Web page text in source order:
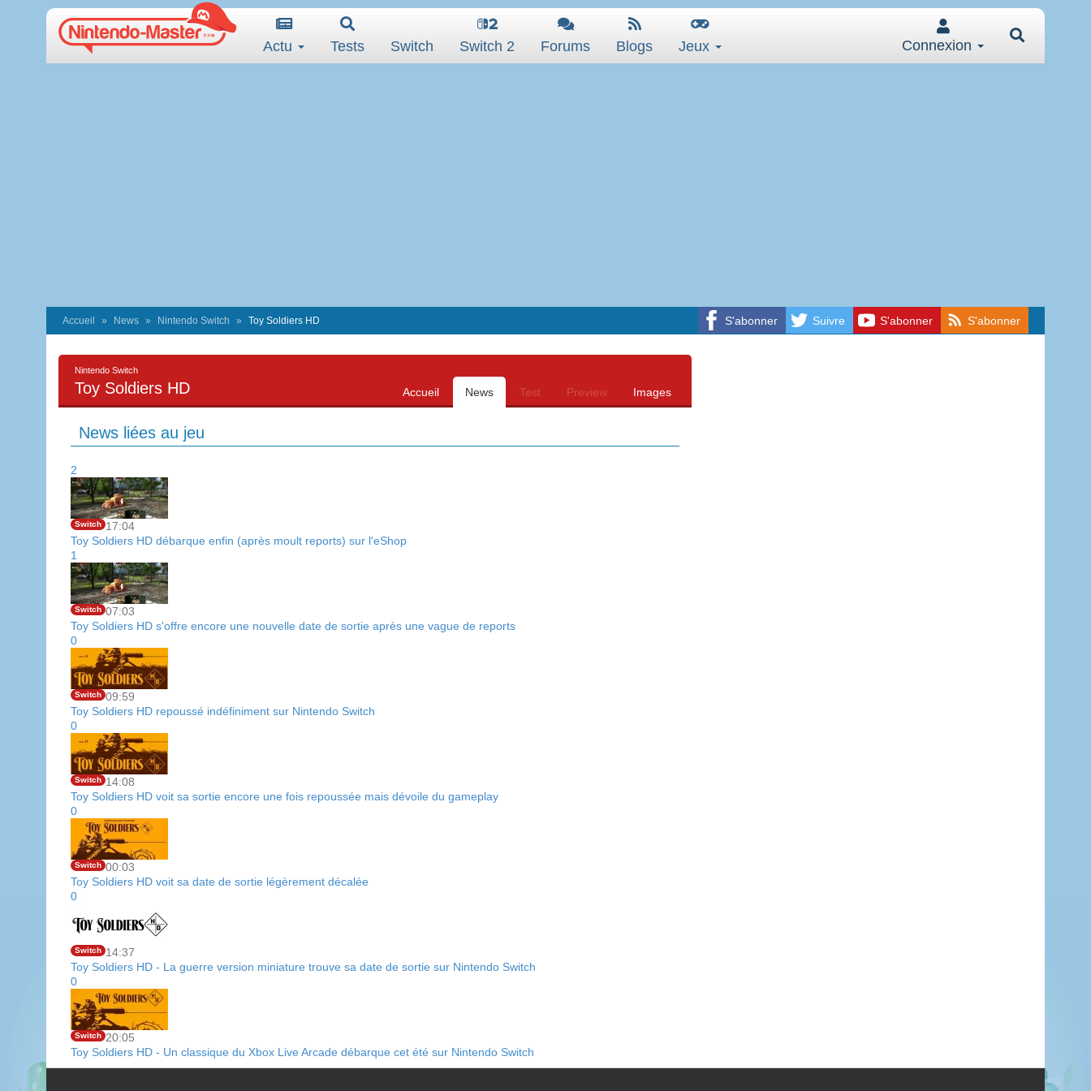
Actu Tests Switch Switch 2 Forums Blogs Jeux Connexion
S'abonner Suivre S'abonner S'abonner
Accueil News Nintendo Switch Toy Soldiers HD
Nintendo Switch
Toy Soldiers HD Accueil News Test Preview Images
News liées au jeu
2
Switch 17:04
Toy Soldiers HD débarque enfin (après moult reports) sur l'eShop
1
Switch 07:03
Toy Soldiers HD s'offre encore une nouvelle date de sortie après une vague de reports
0
Switch 09:59
Toy Soldiers HD repoussé indéfiniment sur Nintendo Switch
0
Switch 14:08
Toy Soldiers HD voit sa sortie encore une fois repoussée mais dévoile du gameplay
0
Switch 00:03
Toy Soldiers HD voit sa date de sortie légèrement décalée
0
Switch 14:37
Toy Soldiers HD - La guerre version miniature trouve sa date de sortie sur Nintendo Switch
0
Switch 20:05
Toy Soldiers HD - Un classique du Xbox Live Arcade débarque cet été sur Nintendo Switch